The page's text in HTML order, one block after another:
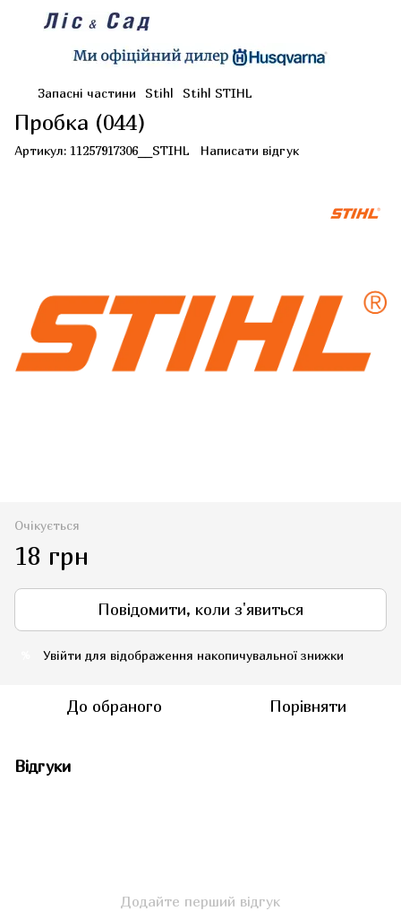
Запасні частини Stihl Stihl STIHL
Пробка (044)
Артикул: 11257917306__STIHL Написати відгук
Очікується
18 грн
Повідомити, коли з'явиться
Увійти для відображення накопичувальної знижки
До обраного Порівняти
Відгуки
Додайте перший відгук